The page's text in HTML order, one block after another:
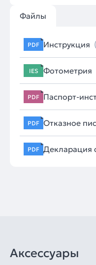
Файлы
PDF Инструкция
IES Фотометрия
PDF Паспорт-
PDF Отказное
PDF Декларация
Аксессуары